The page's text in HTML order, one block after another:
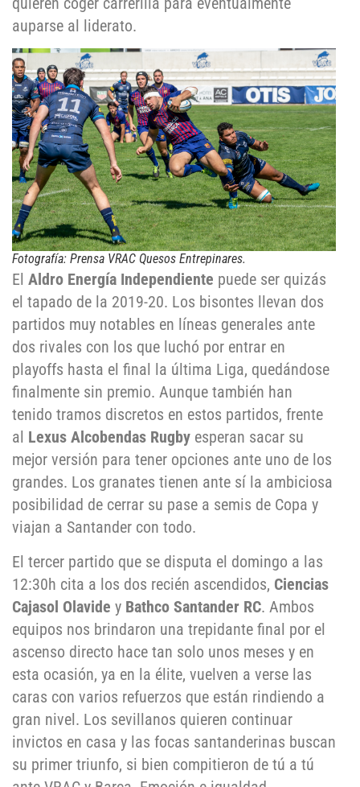
auparse al liderato.
Fotografía: Prensa VRAC Quesos Entrepinares.
El Aldro Energía Independiente puede ser quizás
el tapado de la 2019-20. Los bisontes llevan dos
partidos muy notables en líneas generales ante
dos rivales con los que luchó por entrar en
playoffs hasta el final la última Liga, quedándose
finalmente sin premio. Aunque también han
tenido tramos discretos en estos partidos, frente
al Lexus Alcobendas Rugby esperan sacar su
mejor versión para tener opciones ante uno de los
grandes. Los granates tienen ante sí la ambiciosa
posibilidad de cerrar su pase a semis de Copa y
viajan a Santander con todo.
El tercer partido que se disputa el domingo a las
12:30h cita a los dos recién ascendidos, Ciencias
Cajasol Olavide y Bathco Santander RC. Ambos
equipos nos brindaron una trepidante final por el
ascenso directo hace tan solo unos meses y en
esta ocasión, ya en la élite, vuelven a verse las
caras con varios refuerzos que están rindiendo a
gran nivel. Los sevillanos quieren continuar
invictos en casa y las focas santanderinas buscan
su primer triunfo, si bien compitieron de tú a tú